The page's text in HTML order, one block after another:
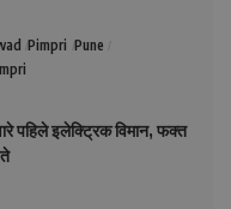
Pimpri Pune
पहिले इलेक्ट्रिक विमान, फक्त